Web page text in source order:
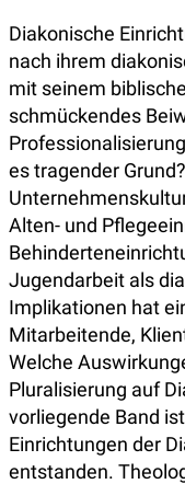
Diakonische
nach ihrem
mit seinem
schmückendes
es tragender
Alten- und
Jugendarbeit als
Implikationen hat
Mitarbeitende,
Welche
Pluralisierung auf
vorliegende Band
Einrichtungen der
entstanden.